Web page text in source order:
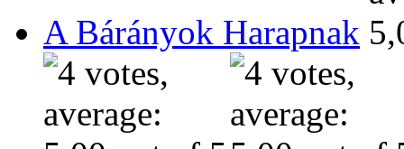
A Bárányok Harapnak